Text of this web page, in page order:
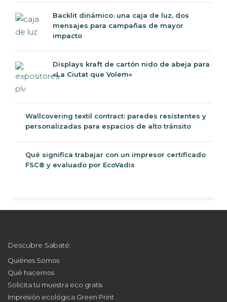
Backlit dinámico: una caja de luz, dos
mensajes para campañas de mayor
impacto
Displays kraft de cartón nido de abeja para
«La Ciutat que Volem»
Wallcovering textil contract: paredes
resistentes y personalizadas para espacios
Qué significa trabajar con un impresor certificado
Quiénes Somos
Qué hacemos
Solicita tu muestra eco gratis